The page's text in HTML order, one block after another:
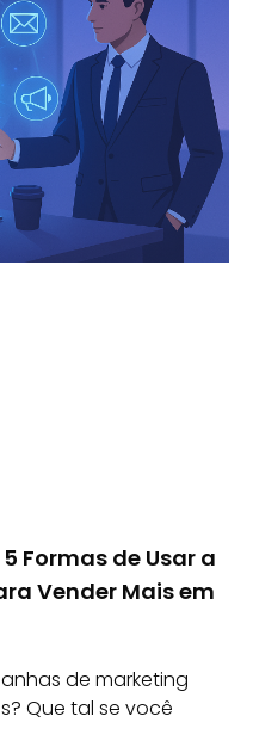
Formas de Usar a
Vender Mais em
de marketing
Que tal se você